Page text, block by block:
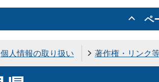
ペ
個人情報の取り扱い 著作権・リンク